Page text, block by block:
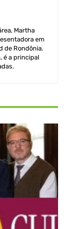
Martha
em
de Rondônia.
é a principal